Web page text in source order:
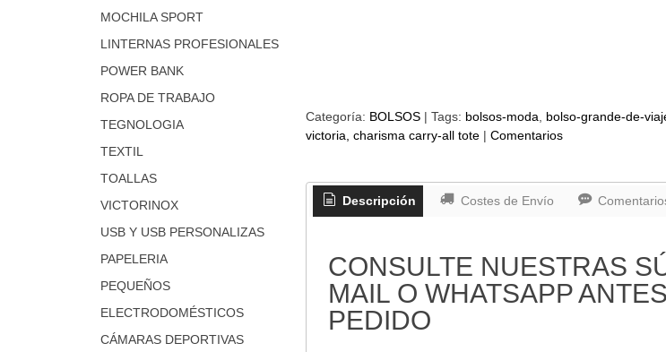
MOCHILA SPORT
LINTERNAS PROFESIONALES
POWER BANK
ROPA DE TRABAJO
TEGNOLOGIA
TEXTIL
TOALLAS
VICTORINOX
USB Y USB PERSONALIZAS
PAPELERIA
PEQUEÑOS
ELECTRODOMÉSTICOS
CÁMARAS DEPORTIVAS
Categoría: BOLSOS| Tags: bolsos-moda bolso-grande-de-
victoria, charisma carry-all tote | Comentarios
Descripción Costes de Envío
CONSULTE NUESTRAS
MAIL O WHATSAPP
PEDIDO